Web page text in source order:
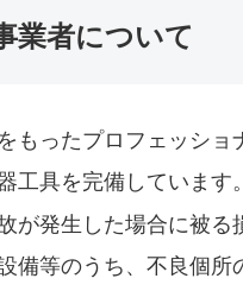
業者について
もったプロフェッショ
工具を完備しています。
が発生した場合に被る
備等のうち、不良個